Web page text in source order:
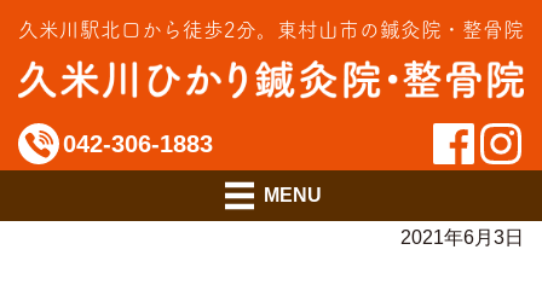
久米川駅北口から徒歩2分。 東村山市の鍼灸院・整骨院
042-306-1883
料金のご案内
アクセス
2021年6月3日